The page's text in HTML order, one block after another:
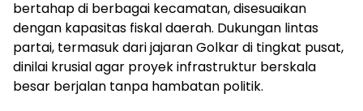
bertahap di berbagai kecamatan, disesuaikan
dengan kapasitas fiskal daerah. Dukungan lintas
partai, termasuk dari jajaran Golkar di tingkat pusat,
dinilai krusial agar proyek infrastruktur berskala
besar berjalan tanpa hambatan politik.